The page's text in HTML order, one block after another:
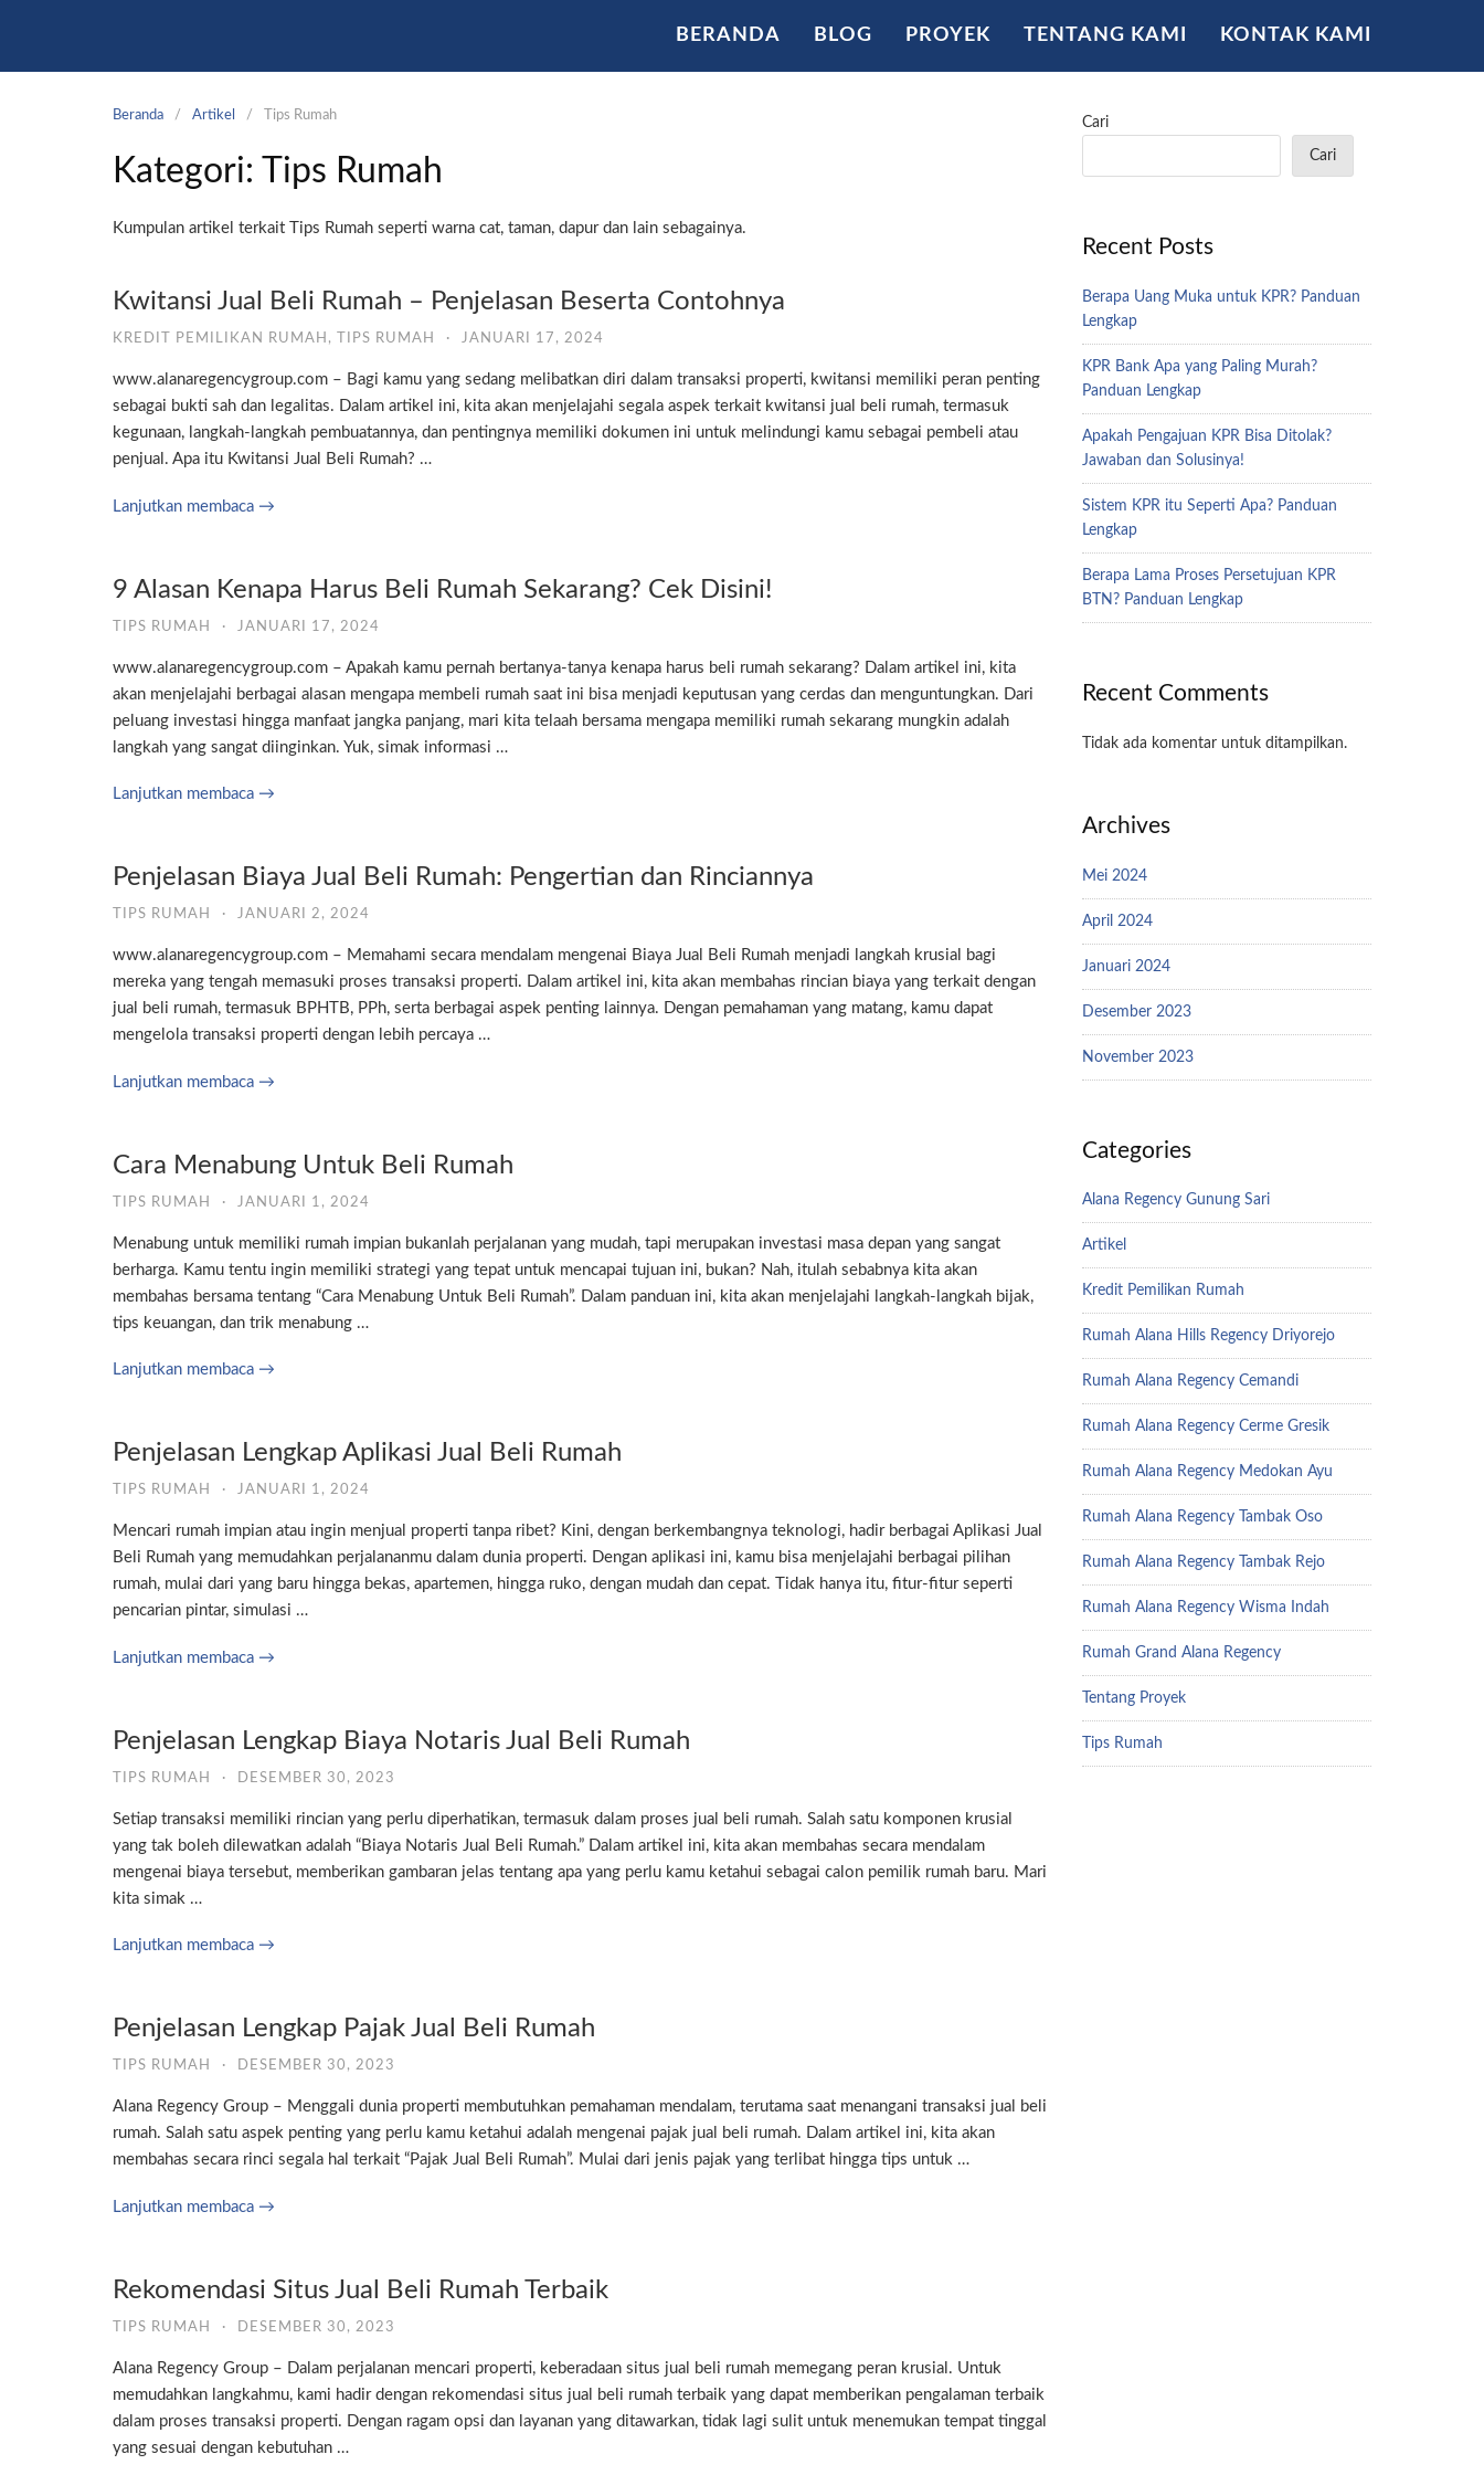
BERANDA BLOG PROYEK TENTANG KAMI KONTAK KAMI
Beranda Artikel Tips Rumah
Kategori: Tips Rumah
Kumpulan artikel terkait Tips Rumah seperti warna cat, taman, dapur dan lain sebagainya.
Kwitansi Jual Beli Rumah – Penjelasan Beserta Contohnya
KREDIT PEMILIKAN RUMAH , TIPS RUMAH · JANUARI 17, 2024
www.alanaregencygroup.com – Bagi kamu yang sedang melibatkan diri dalam transaksi properti, kwitansi memiliki peran penting
sebagai bukti sah dan legalitas. Dalam artikel ini, kita akan menjelajahi segala aspek terkait kwitansi jual beli rumah, termasuk
kegunaan, langkah-langkah pembuatannya, dan pentingnya memiliki dokumen ini untuk melindungi kamu sebagai pembeli atau
penjual. Apa itu Kwitansi Jual Beli Rumah? …
Lanjutkan membaca →
9 Alasan Kenapa Harus Beli Rumah Sekarang? Cek Disini!
TIPS RUMAH · JANUARI 17, 2024
www.alanaregencygroup.com – Apakah kamu pernah bertanya-tanya kenapa harus beli rumah sekarang? Dalam artikel ini, kita
akan menjelajahi berbagai alasan mengapa membeli rumah saat ini bisa menjadi keputusan yang cerdas dan menguntungkan. Dari
peluang investasi hingga manfaat jangka panjang, mari kita telaah bersama mengapa memiliki rumah sekarang mungkin adalah
langkah yang sangat diinginkan. Yuk, simak informasi …
Lanjutkan membaca →
Penjelasan Biaya Jual Beli Rumah: Pengertian dan Rinciannya
TIPS RUMAH · JANUARI 2, 2024
www.alanaregencygroup.com – Memahami secara mendalam mengenai Biaya Jual Beli Rumah menjadi langkah krusial bagi
mereka yang tengah memasuki proses transaksi properti. Dalam artikel ini, kita akan membahas rincian biaya yang terkait dengan
jual beli rumah, termasuk BPHTB, PPh, serta berbagai aspek penting lainnya. Dengan pemahaman yang matang, kamu dapat
mengelola transaksi properti dengan lebih percaya …
Lanjutkan membaca →
Cara Menabung Untuk Beli Rumah
TIPS RUMAH · JANUARI 1, 2024
Menabung untuk memiliki rumah impian bukanlah perjalanan yang mudah, tapi merupakan investasi masa depan yang sangat
berharga. Kamu tentu ingin memiliki strategi yang tepat untuk mencapai tujuan ini, bukan? Nah, itulah sebabnya kita akan
membahas bersama tentang “Cara Menabung Untuk Beli Rumah”. Dalam panduan ini, kita akan menjelajahi langkah-langkah bijak,
tips keuangan, dan trik menabung …
Lanjutkan membaca →
Penjelasan Lengkap Aplikasi Jual Beli Rumah
TIPS RUMAH · JANUARI 1, 2024
Mencari rumah impian atau ingin menjual properti tanpa ribet? Kini, dengan berkembangnya teknologi, hadir berbagai Aplikasi Jual
Beli Rumah yang memudahkan perjalananmu dalam dunia properti. Dengan aplikasi ini, kamu bisa menjelajahi berbagai pilihan
rumah, mulai dari yang baru hingga bekas, apartemen, hingga ruko, dengan mudah dan cepat. Tidak hanya itu, fitur-fitur seperti
pencarian pintar, simulasi …
Lanjutkan membaca →
Penjelasan Lengkap Biaya Notaris Jual Beli Rumah
TIPS RUMAH · DESEMBER 30, 2023
Setiap transaksi memiliki rincian yang perlu diperhatikan, termasuk dalam proses jual beli rumah. Salah satu komponen krusial
yang tak boleh dilewatkan adalah “Biaya Notaris Jual Beli Rumah.” Dalam artikel ini, kita akan membahas secara mendalam
mengenai biaya tersebut, memberikan gambaran jelas tentang apa yang perlu kamu ketahui sebagai calon pemilik rumah baru. Mari
kita simak …
Lanjutkan membaca →
Penjelasan Lengkap Pajak Jual Beli Rumah
TIPS RUMAH · DESEMBER 30, 2023
Alana Regency Group – Menggali dunia properti membutuhkan pemahaman mendalam, terutama saat menangani transaksi jual beli
rumah. Salah satu aspek penting yang perlu kamu ketahui adalah mengenai pajak jual beli rumah. Dalam artikel ini, kita akan
membahas secara rinci segala hal terkait “Pajak Jual Beli Rumah”. Mulai dari jenis pajak yang terlibat hingga tips untuk …
Lanjutkan membaca →
Rekomendasi Situs Jual Beli Rumah Terbaik
TIPS RUMAH · DESEMBER 30, 2023
Alana Regency Group – Dalam perjalanan mencari properti, keberadaan situs jual beli rumah memegang peran krusial. Untuk
memudahkan langkahmu, kami hadir dengan rekomendasi situs jual beli rumah terbaik yang dapat memberikan pengalaman terbaik
dalam proses transaksi properti. Dengan ragam opsi dan layanan yang ditawarkan, tidak lagi sulit untuk menemukan tempat tinggal
yang sesuai dengan kebutuhan …
Cari
Cari
Recent Posts
Berapa Uang Muka untuk KPR? Panduan
Lengkap
KPR Bank Apa yang Paling Murah?
Panduan Lengkap
Apakah Pengajuan KPR Bisa Ditolak?
Jawaban dan Solusinya!
Sistem KPR itu Seperti Apa? Panduan
Lengkap
Berapa Lama Proses Persetujuan KPR
BTN? Panduan Lengkap
Recent Comments
Tidak ada komentar untuk ditampilkan.
Archives
Mei 2024
April 2024
Januari 2024
Desember 2023
November 2023
Categories
Alana Regency Gunung Sari
Artikel
Kredit Pemilikan Rumah
Rumah Alana Hills Regency Driyorejo
Rumah Alana Regency Cemandi
Rumah Alana Regency Cerme Gresik
Rumah Alana Regency Medokan Ayu
Rumah Alana Regency Tambak Oso
Rumah Alana Regency Tambak Rejo
Rumah Alana Regency Wisma Indah
Rumah Grand Alana Regency
Tentang Proyek
Tips Rumah